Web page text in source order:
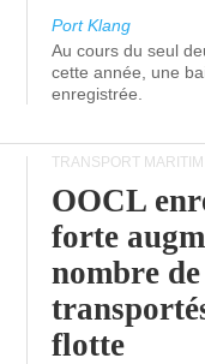
Port Klang
Au cours du seul
cette année, une
enregistrée.
TRANSPORT
OOCL
forte
nombre
flotte